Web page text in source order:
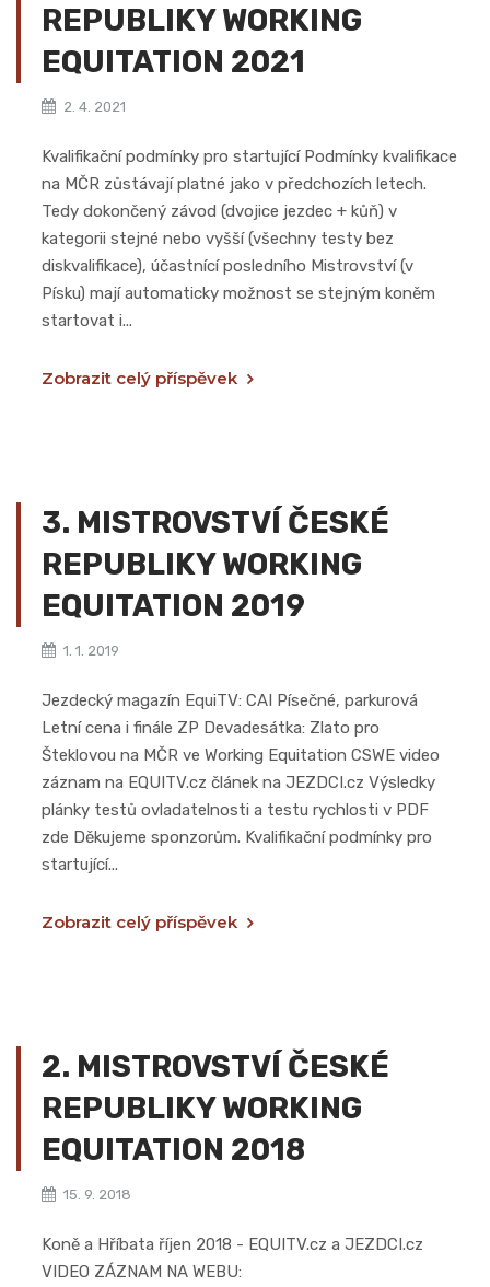
REPUBLIKY WORKING
EQUITATION 2021
2. 4. 2021
Kvalifikační podmínky pro startující Podmínky kvalifikace
na MČR zůstávají platné jako v předchozích letech.
Tedy dokončený závod (dvojice jezdec + kůň) v
kategorii stejné nebo vyšší (všechny testy bez
diskvalifikace), účastnící posledního Mistrovství (v
Písku) mají automaticky možnost se stejným koněm
startovat i...
Zobrazit celý příspěvek
3. MISTROVSTVÍ ČESKÉ
REPUBLIKY WORKING
EQUITATION 2019
1. 1. 2019
Jezdecký magazín EquiTV: CAI Písečné, parkurová
Letní cena i finále ZP Devadesátka: Zlato pro
Šteklovou na MČR ve Working Equitation CSWE video
záznam na EQUITV.cz článek na JEZDCI.cz Výsledky
plánky testů ovladatelnosti a testu rychlosti v PDF
zde Děkujeme sponzorům. Kvalifikační podmínky pro
startující...
Zobrazit celý příspěvek
2. MISTROVSTVÍ ČESKÉ
REPUBLIKY WORKING
EQUITATION 2018
15. 9. 2018
Koně a Hříbata říjen 2018 - EQUITV.cz a JEZDCI.cz
VIDEO ZÁZNAM NA WEBU: